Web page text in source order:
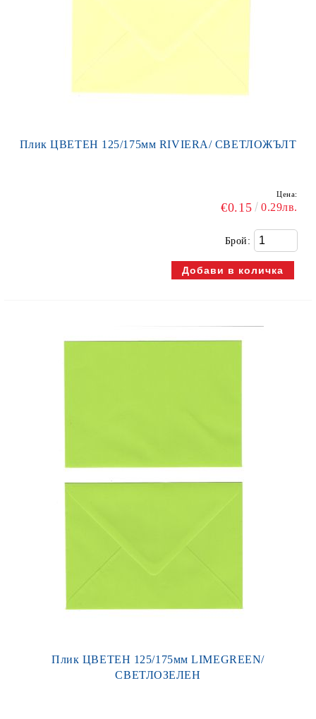
Плик ЦВЕТЕН 125/175мм RIVIERA/ СВЕТЛОЖЪЛТ
Цена:
€0.15 0.29лв.
Брой:
Плик ЦВЕТЕН 125/175мм LIMEGREEN/
СВЕТЛОЗЕЛЕН